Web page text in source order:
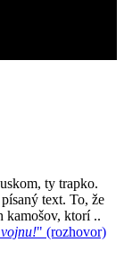
ty trapko.
text. To, že
kamošov, ktorí ..
" (rozhovor)